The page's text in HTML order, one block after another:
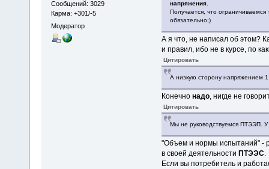
Сообщений: 3029
Карма: +301/-5
Модератор
напряжения.
Получается, что
обязательно;)
А я что, не написал об этом?
и правил, ибо не в курсе, по
Цитировать
А низкую сторону напряжением
Конечно надо, нигде не
Цитировать
Мы не руководствуемся ПТЭЭП.
"Объем и нормы испытаний" -
в своей деятельности ПТЭЭС.
Если вы потребитель и